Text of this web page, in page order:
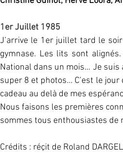
1er Juillet 1985
J’arrive le 1er juillet tard le
gymnase. Les lits sont
National dans un mois… Je
super 8 et photos… C’est le
cadeau au delà de mes
Nous faisons les premières
sommes tous enthousiastes de
Crédits : réçit de Roland